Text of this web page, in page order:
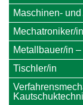
Maschinen-
Mechatroniker/in
Metallbauer/in
Tischler/in